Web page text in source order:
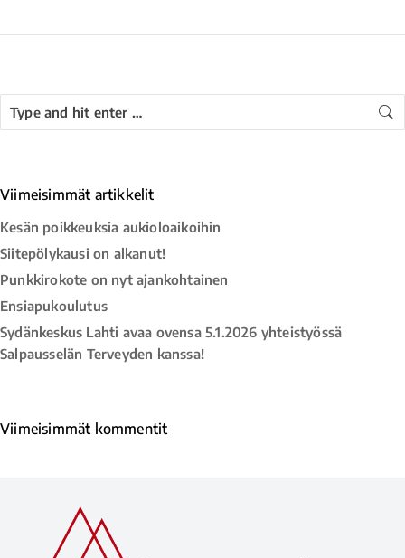
Viimeisimmät artikkelit
Kesän poikkeuksia aukioloaikoihin
Siitepölykausi on alkanut!
Punkkirokote on nyt ajankohtainen
Ensiapukoulutus
Sydänkeskus Lahti avaa ovensa 5.1.2026 yhteistyössä
Salpausselän Terveyden kanssa!
Viimeisimmät kommentit